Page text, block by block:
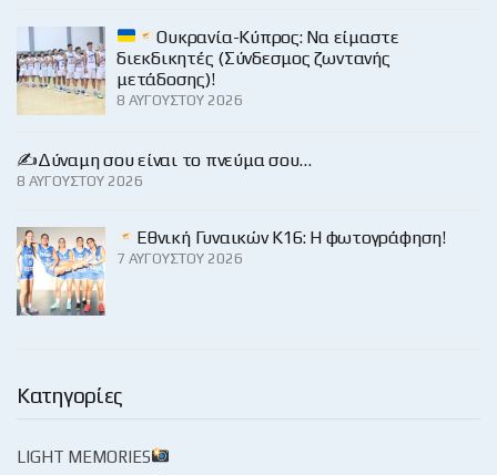
Ουκρανία-Κύπρος: Να είμαστε
διεκδικητές (Σύνδεσμος ζωντανής
μετάδοσης)!
8 ΑΥΓΟΎΣΤΟΥ 2026
✍️Δύναμη σου είναι το πνεύμα σου…
8 ΑΥΓΟΎΣΤΟΥ 2026
Εθνική Γυναικών Κ16: Η φωτογράφηση!
7 ΑΥΓΟΎΣΤΟΥ 2026
Κατηγορίες
LIGHT MEMORIES